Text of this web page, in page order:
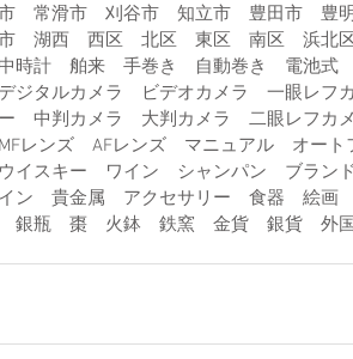
　常滑市　刈谷市　知立市　豊田市　豊
　湖西　西区　北区　東区　南区　浜北
時計　舶来　手巻き　自動巻き　電池
ジタルカメラ　ビデオカメラ　一眼レ
　中判カメラ　大判カメラ　二眼レフカ
レンズ　AFレンズ　マニュアル　オー
イスキー　ワイン　シャンパン　ブラン
ン　貴金属　アクセサリー　食器　絵画
銀瓶　棗　火鉢　鉄窯　金貨　銀貨　外